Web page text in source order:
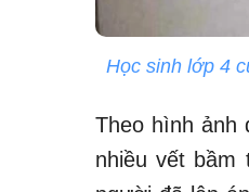
Học sinh lớp 4
Theo hình ảnh
nhiều vết bầm